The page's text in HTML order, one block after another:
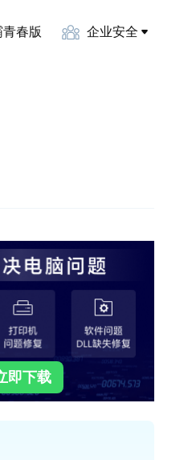
青春版 企业安全
即下载